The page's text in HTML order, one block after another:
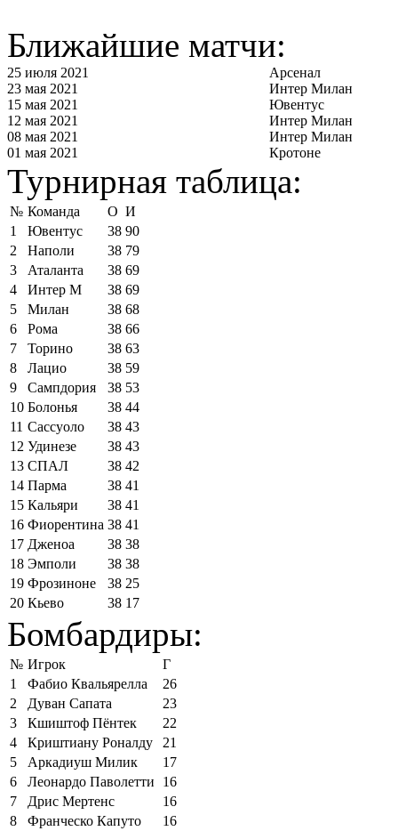
Ближайшие матчи:
25 июля 2021
Арсенал
23 мая 2021
Интер Милан
15 мая 2021
Ювентус
12 мая 2021
Интер Милан
08 мая 2021
Интер Милан
01 мая 2021
Кротоне
Турнирная таблица:
№ Команда О И
1
Ювентус 38 90
2
Наполи 38 79
3
Аталанта 38 69
4
Интер М 38 69
5
Милан 38 68
6
Рома 38 66
7
Торино 38 63
8
Лацио 38 59
9
Сампдория 38 53
10 Болонья 38 44
11 Сассуоло 38 43
12 Удинезе 38 43
13 СПАЛ 38 42
14 Парма 38 41
15 Кальяри 38 41
16 Фиорентина 38 41
17 Дженоа 38 38
18 Эмполи 38 38
19 Фрозиноне 38 25
20 Кьево 38 17
Бомбардиры:
№ Игрок
Г
1
Фабио Квальярелла
26
2
Дуван Сапата
23
3
Кшиштоф Пёнтек
22
4
Криштиану Роналду
21
5
Аркадиуш Милик
17
6
Леонардо Паволетти
16
7
Дрис Мертенс
16
8
Франческо Капуто
16